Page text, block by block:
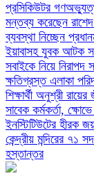
প্রসিকিউটর
মন্তব্য করেছেন
ব্যবস্থা নিচ্ছেন
ইয়াবাসহ যুবক আটক
সবাইকে নিয়ে
ক্ষতিগ্রস্ত এলাকা
শিক্ষার্থী অনুশ্রী রায়ের
সাবেক কর্মকর্তা,
ইনস্টিটিউটের হীরক
কেন্দ্রীয় মন্দিরের ৭১
হস্তান্তর